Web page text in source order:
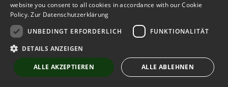
Detailseite
zur
Pot 10 cm 5°
PP / Größe: 10 cm / Inhalt: 0.4 l
Preis auf Anfrage
website you consent to all cookies in accordance with our Cookie
Policy.Zur Datenschutzerklärung
UNBEDINGT ERFORDERLICH
FUNKTIONALITÄT
DETAILS ANZEIGEN
ALLE AKZEPTIEREN ALLE ABLEHNEN